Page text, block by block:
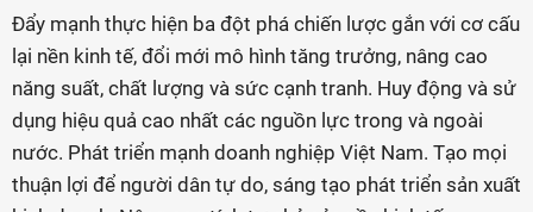
Đẩy mạnh thực hiện ba đột phá chiến lược gắn với cơ cấu
lại nền kinh tế, đổi mới mô hình tăng trưởng, nâng cao
năng suất, chất lượng và sức cạnh tranh. Huy động và sử
dụng hiệu quả cao nhất các nguồn lực trong và ngoài
nước. Phát triển mạnh doanh nghiệp Việt Nam. Tạo mọi
thuận lợi để người dân tự do, sáng tạo phát triển sản xuất